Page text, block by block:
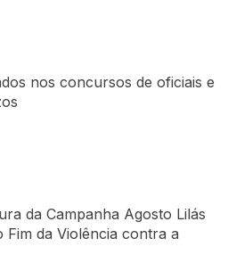
nos concursos de oficiais e
da Campanha Agosto Lilás
Fim da Violência contra a